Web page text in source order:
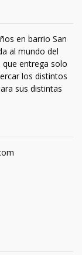
en barrio San
al mundo del
entrega solo
los distintos
sus distintas